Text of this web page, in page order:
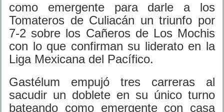
como emergente para darle a los
Tomateros de Culiacán un triunfo por
7-2 sobre los Cañeros de Los Mochis
con lo que confirman su liderato en la
Liga Mexicana del Pacífico.
Gastélum empujó tres carreras al
sacudir un doblete en su único turno
bateando como emergente con casa